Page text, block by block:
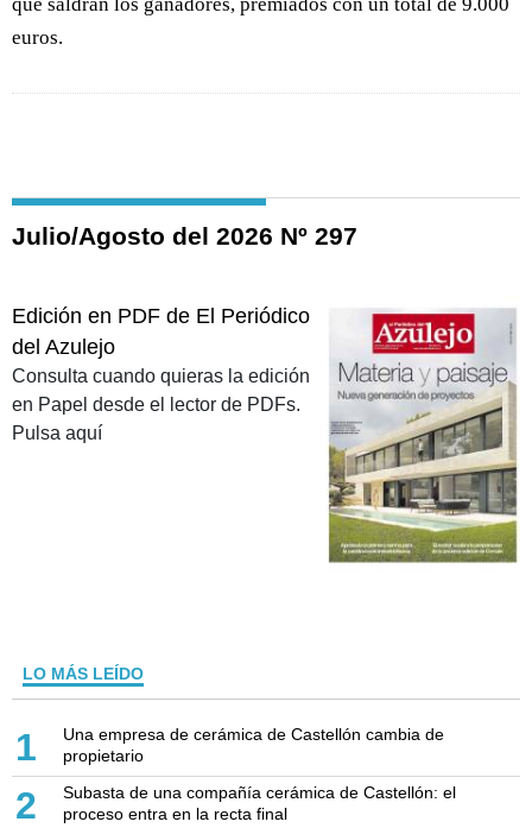
euros.
Julio/Agosto del 2026 Nº 297
Edición en PDF de El Periódico
del Azulejo
Consulta cuando quieras la edición
en Papel desde el lector de PDFs.
Pulsa aquí
LO MÁS LEÍDO
1
Una empresa de cerámica de Castellón cambia de
propietario
2
Subasta de una compañía cerámica de Castellón: el
proceso entra en la recta final